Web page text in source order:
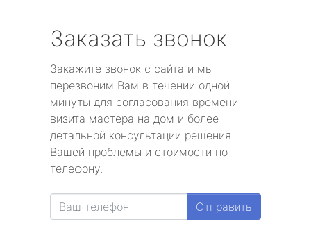
Заказать звонок
Закажите звонок с сайта и мы
перезвоним Вам в течении одной
минуты для согласования времени
визита мастера на дом и более
детальной консультации решения
Вашей проблемы и стоимости по
телефону.
Отправить